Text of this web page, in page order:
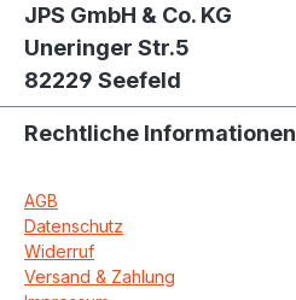
JPS GmbH & Co. KG
Uneringer Str.5
82229 Seefeld
Rechtliche Informationen
AGB
Datenschutz
Widerruf
Versand & Zahlung